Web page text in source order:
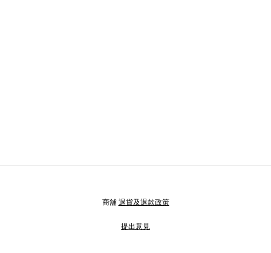
商舖 退貨及退款政策
提出意見